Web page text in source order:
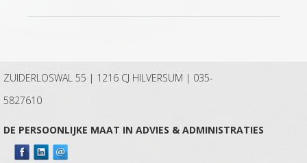
ZUIDERLOSWAL 55 | 1216 CJ HILVERSUM | 035-
5827610
DE PERSOONLIJKE MAAT IN ADVIES & ADMINISTRATIES